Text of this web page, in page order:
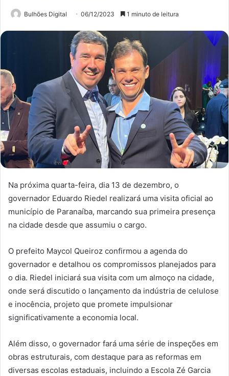
Bulhões Digital 06/12/2023 1 minuto de leitura
Na próxima quarta-feira, dia 13 de dezembro, o
governador Eduardo Riedel realizará uma visita oficial ao
município de Paranaíba, marcando sua primeira presença
na cidade desde que assumiu o cargo.
O prefeito Maycol Queiroz confirmou a agenda do
governador e detalhou os compromissos planejados para
o dia. Riedel iniciará sua visita com um almoço na cidade,
onde será discutido o lançamento da indústria de celulose
e inocência, projeto que promete impulsionar
significativamente a economia local.
Além disso, o governador fará uma série de inspeções em
obras estruturais, com destaque para as reformas em
diversas escolas estaduais, incluindo a Escola Zé Garcia